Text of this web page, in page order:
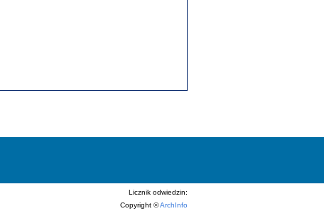
Licznik odwiedzin:
Copyright ©ArchInfo